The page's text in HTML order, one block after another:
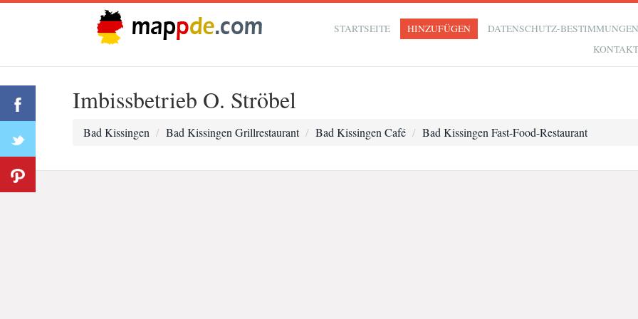
STARTSEITE HINZUFÜGEN
DATENSCHUTZ-
Imbissbetrieb O. Ströbel
Bad Kissingen Bad Kissingen Grillrestaurant Bad Kissingen Café Bad Kissingen Fast-Food-Restaurant